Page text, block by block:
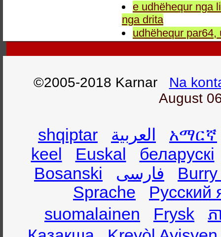
e udhëhequr nga
nga drita
udhëhequr
©2005-2018 Karnar Na
August
shqiptar العربية
አማርኛ
keel
Euskal
беларускі
Bosanski
فارسی
Sprache
Русский
suomalainen
Frysk
ភ